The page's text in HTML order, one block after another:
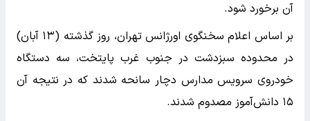
آن برخورد شود.
بر اساس اعلام سخنگوی اورژانس تهران، روز گذشته (۱۳ آبان)
در محدوده سبزدشت در جنوب غرب پایتخت، سه دستگاه
خودروی سرویس مدارس دچار سانحه شدند که در نتیجه آن
۱۵ دانش‌آموز مصدوم شدند.